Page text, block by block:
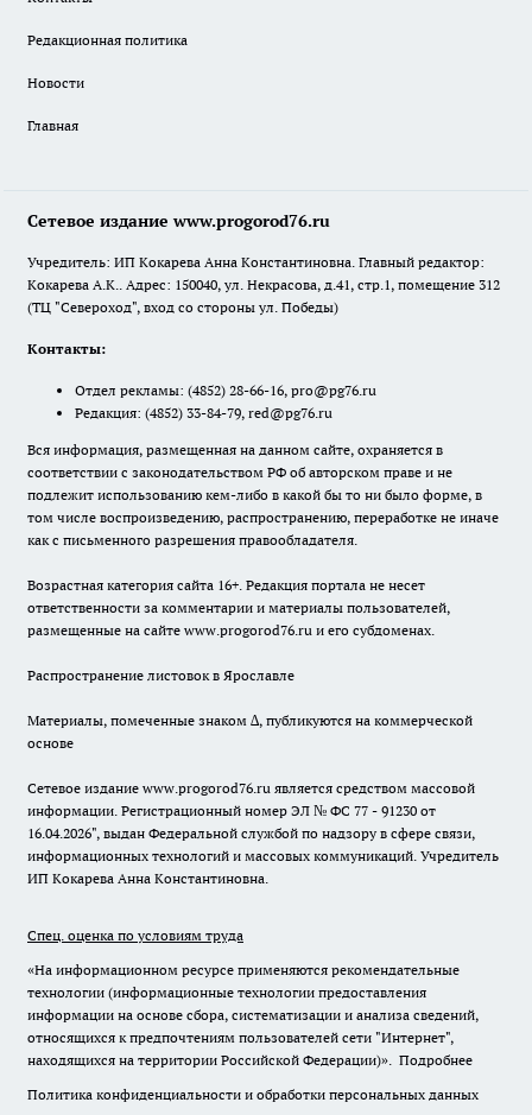
Редакционная политика
Новости
Главная
Сетевое издание www.progorod76.ru
Учредитель: ИП Кокарева Анна Константиновна. Главный редактор:
Кокарева А.К.. Адрес: 150040, ул. Некрасова, д.41, стр.1, помещение 312
(ТЦ "Североход", вход со стороны ул. Победы)
Контакты:
Отдел рекламы: (4852) 28-66-16, pro@pg76.ru
Редакция: (4852) 33-84-79, red@pg76.ru
Вся информация, размещенная на данном сайте, охраняется в
соответствии с законодательством РФ об авторском праве и не
подлежит использованию кем-либо в какой бы то ни было форме, в
том числе воспроизведению, распространению, переработке не иначе
как с письменного разрешения правообладателя.
Возрастная категория сайта 16+. Редакция портала не несет
ответственности за комментарии и материалы пользователей,
размещенные на сайте www.progorod76.ru и его субдоменах.
Распространение листовок в Ярославле
Материалы, помеченные знаком ∆, публикуются на коммерческой
основе
Сетевое издание www.progorod76.ru является средством массовой
информации. Регистрационный номер ЭЛ № ФС 77 - 91230 от
16.04.2026", выдан Федеральной службой по надзору в сфере связи,
информационных технологий и массовых коммуникаций. Учредитель
ИП Кокарева Анна Константиновна.
Спец. оценка по условиям труда
«На информационном ресурсе применяются рекомендательные
технологии (информационные технологии предоставления
информации на основе сбора, систематизации и анализа сведений,
относящихся к предпочтениям пользователей сети "Интернет",
находящихся на территории Российской Федерации)». Подробнее
Политика конфиденциальности и обработки персональных данных